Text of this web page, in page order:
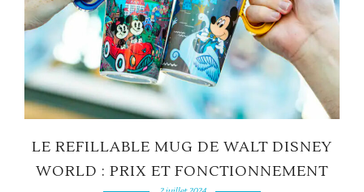
LE REFILLABLE MUG DE WALT DISNEY
WORLD : PRIX ET FONCTIONNEMENT